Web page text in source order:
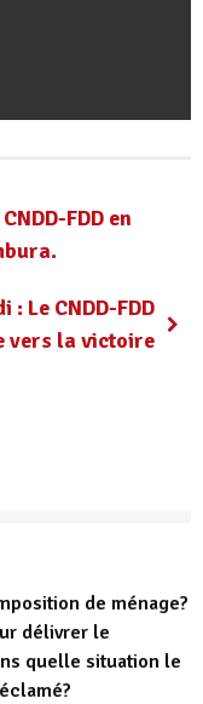
FDD en
Le CNDD-FDD
vers la victoire
de ménage?
délivrer le
quelle situation le